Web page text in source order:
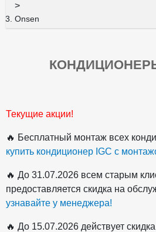
>
Onsen
Текущие акции!
🔥 Бесплатный монтаж всех
купить кондиционер IGC с
🔥 До 31.07.2026 всем старым
предоставляется скидка на
узнавайте у менеджера!
🔥 До 15.07.2026 действует